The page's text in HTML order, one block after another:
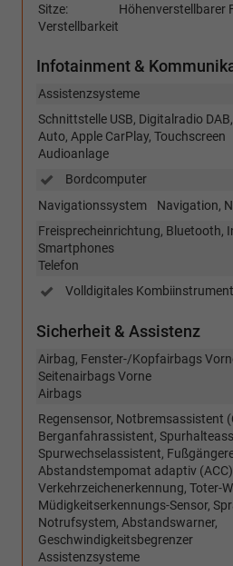
Höhenverstellbarer
Sitze:
Verstellbarkeit
Infotainment &
Assistenzsysteme
Schnittstelle USB, Digitalradio
Auto, Apple CarPlay, Touchscreen
Audioanlage
Bordcomputer
Navigation,
Navigationssystem
Freisprecheinrichtung, Bluetooth,
Smartphones
Telefon
Volldigitales
Sicherheit & Assistenz
Airbag, Fenster-/Kopfairbags
Seitenairbags Vorne
Airbags
Regensensor, Notbremsassistent
Berganfahrassistent,
Spurwechselassistent,
Abstandstempomat adaptiv
Verkehrzeichenerkennung, Toter-
Müdigkeitserkennungs-Sensor,
Notrufsystem, Abstandswarner,
Geschwindigkeitsbegrenzer
Assistenzsysteme